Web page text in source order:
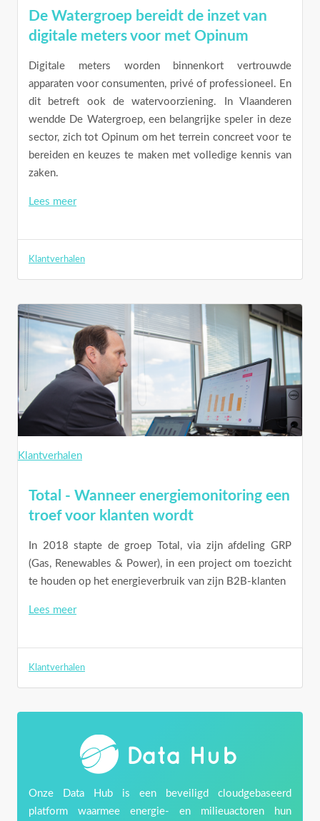
De Watergroep bereidt de inzet van
digitale meters voor met Opinum
Digitale meters worden binnenkort vertrouwde
apparaten voor consumenten, privé of professioneel. En
dit betreft ook de watervoorziening. In Vlaanderen
wendde De Watergroep, een belangrijke speler in deze
sector, zich tot Opinum om het terrein concreet voor te
bereiden en keuzes te maken met volledige kennis van
zaken.
Lees meer
Klantverhalen
Klantverhalen
Total - Wanneer energiemonitoring een
troef voor klanten wordt
In 2018 stapte de groep Total, via zijn afdeling GRP
(Gas, Renewables & Power), in een project om toezicht
te houden op het energieverbruik van zijn B2B-klanten
Lees meer
Klantverhalen
Onze Data Hub is een beveiligd cloudgebaseerd
platform waarmee energie- en milieuactoren hun